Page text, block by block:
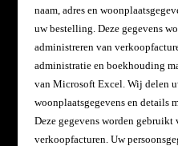
naam, adres en
uw bestelling. Deze gegevens
administreren van
administratie en boekhouding
van Microsoft Excel. Wij delen
woonplaatsgegevens en details
Deze gegevens worden
verkoopfacturen. Uw